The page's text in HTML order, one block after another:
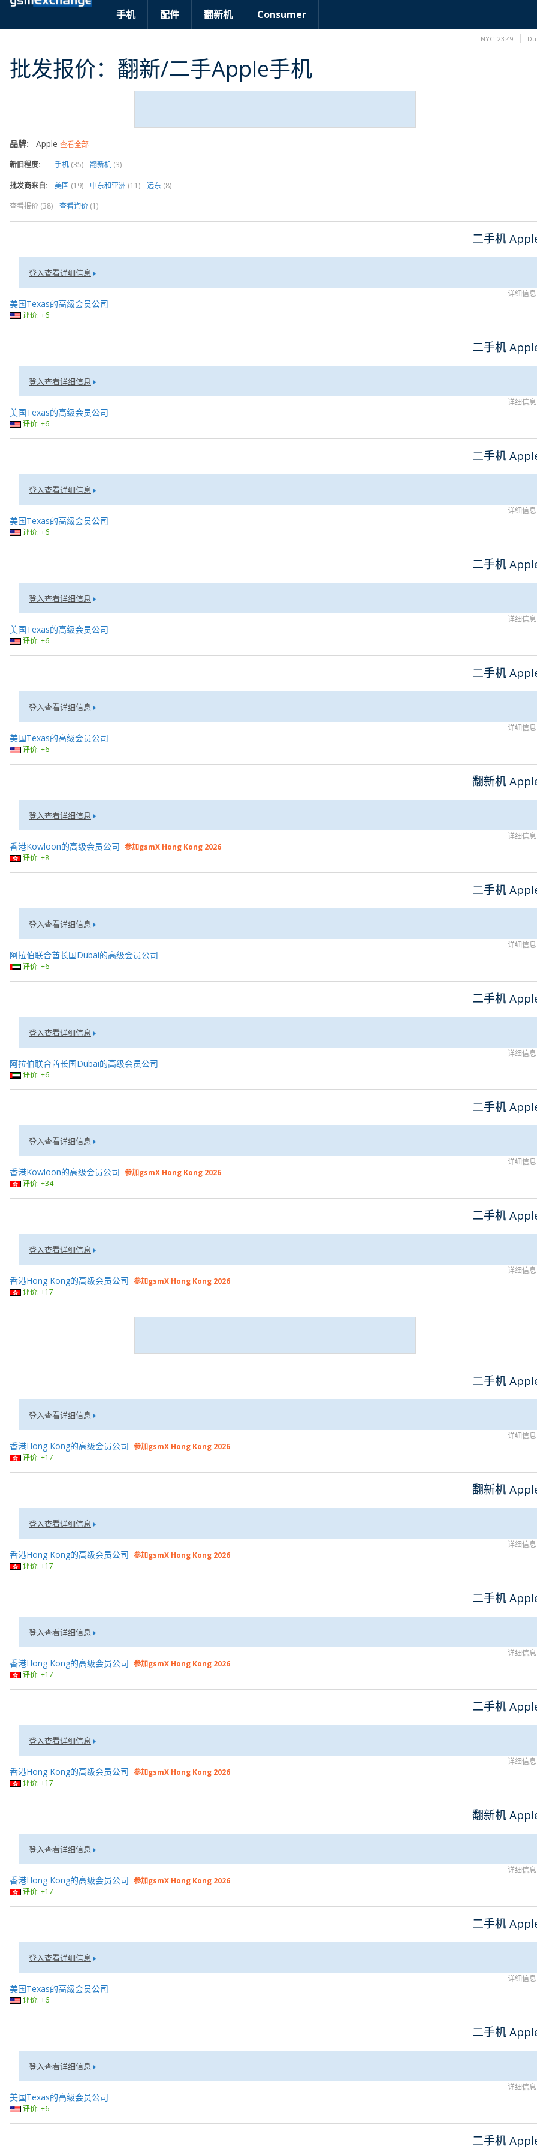
手机 配件 翻新机 Consumer
批发报价：翻新/二手Apple手机
品牌: Apple 查看全部
新旧程度:
二手机 (35) 翻新机 (3)
批发商来自: 美国 (19) 中东和亚洲 (11) 远东 (8)
查看报价 (38) 查看询价 (1)
二手机
登入查看详细信息
详细信息
美国Texas的高级会员公司
评价: +6
二手机
登入查看详细信息
详细信息
美国Texas的高级会员公司
评价: +6
二手机
登入查看详细信息
详细信息
美国Texas的高级会员公司
评价: +6
二手机
登入查看详细信息
详细信息
美国Texas的高级会员公司
评价: +6
二手机
登入查看详细信息
详细信息
美国Texas的高级会员公司
评价: +6
翻新机
登入查看详细信息
详细信息
香港Kowloon的高级会员公司 参加gsmX Hong Kong 2026
评价: +8
二手机
登入查看详细信息
详细信息
阿拉伯联合酋长国Dubai的高级会员公司
评价: +6
二手机
登入查看详细信息
详细信息
阿拉伯联合酋长国Dubai的高级会员公司
评价: +6
二手机
登入查看详细信息
详细信息
香港Kowloon的高级会员公司 参加gsmX Hong Kong 2026
评价: +34
二手机
登入查看详细信息
详细信息
香港Hong Kong的高级会员公司 参加gsmX Hong Kong 2026
评价: +17
二手机
登入查看详细信息
详细信息
香港Hong Kong的高级会员公司 参加gsmX Hong Kong 2026
评价: +17
翻新机
登入查看详细信息
详细信息
香港Hong Kong的高级会员公司 参加gsmX Hong Kong 2026
评价: +17
二手机
登入查看详细信息
详细信息
香港Hong Kong的高级会员公司 参加gsmX Hong Kong 2026
评价: +17
二手机
登入查看详细信息
详细信息
香港Hong Kong的高级会员公司 参加gsmX Hong Kong 2026
评价: +17
翻新机
登入查看详细信息
详细信息
香港Hong Kong的高级会员公司 参加gsmX Hong Kong 2026
评价: +17
二手机
登入查看详细信息
详细信息
美国Texas的高级会员公司
评价: +6
二手机
登入查看详细信息
详细信息
美国Texas的高级会员公司
评价: +6
二手机
NYC 23:49